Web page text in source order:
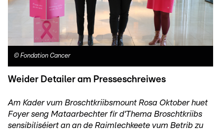
© Fondation Cancer
Weider Detailer am Presseschreiwes
Am Kader vum Broschtkriibsmount Rosa Oktober huet
Foyer seng Mataarbechter fir d’Thema Broschtkriibs
sensibiliséiert an an de Raimlechkeete vum Betrib zu